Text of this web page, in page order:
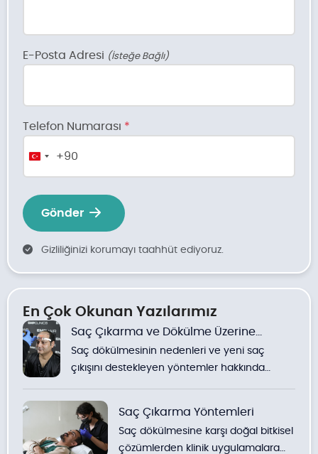
E-Posta Adresi (İsteğe Bağlı)
Telefon Numarası *
Turkey
+90
+90
Gönder
Gizliliğinizi korumayı taahhüt ediyoruz.
En Çok Okunan Yazılarımız
Saç Çıkarma ve Dökülme Üzerine
Yöntemler
Saç dökülmesinin nedenleri ve yeni saç
çıkışını destekleyen yöntemler hakkında
Saç Çıkarma Yöntemleri
Saç dökülmesine karşı doğal bitkisel
çözümlerden klinik uygulamalara